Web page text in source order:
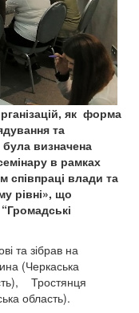
як форма
та
була визначена
в рамках
влади та
рівні», що
та зібрав на
(Черкаська
Тростянця
область).